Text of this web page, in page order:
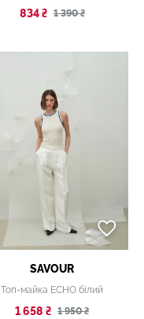
834 ₴ 1 390 ₴
SAVOUR
Топ-майка ECHO білий
1 658 ₴ 1 950 ₴